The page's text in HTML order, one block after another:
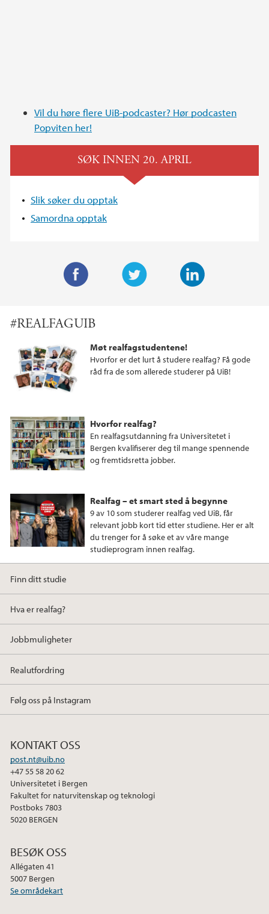
Vil du høre flere UiB-podcaster? Hør podcasten
Popviten her!
SØK INNEN 20. APRIL
Slik søker du opptak
Samordna opptak
t
e
e
d
c
b
o
o
#REALFAGUIB
Møt realfagstudentene!
Hvorfor er det lurt å studere realfag? Få gode
råd fra de som allerede studerer på UiB!
Hvorfor realfag?
En realfagsutdanning fra Universitetet i
Bergen kvalifiserer deg til mange spennende
og fremtidsretta jobber.
Realfag – et smart sted å begynne
9 av 10 som studerer realfag ved UiB, får
relevant jobb kort tid etter studiene. Her er alt
du trenger for å søke et av våre mange
studieprogram innen realfag.
Finn ditt studie
Hva er realfag?
Jobbmuligheter
Realutfordring
Følg oss på Instagram
KONTAKT OSS
post.nt@uib.no
+47 55 58 20 62
Universitetet i Bergen
Fakultet for naturvitenskap og teknologi
Postboks 7803
5020 BERGEN
BESØK OSS
Allégaten 41
5007 Bergen
Se områdekart